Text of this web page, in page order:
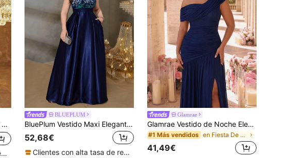
Clientes con alta tasa de repetición
BLUEPLUM
BluePlum Vestido Maxi Elegante de Verano Talla Grande con Lentejuelas Coloridas Bordadas, Patchwork de Satén, Bajo de Sirena, Cuello en V y sin Mangas para Otoño
52,68€
Clientes con alta tasa de repetición
Glamrae
Glamrae Vestido de Noche Elegante Talla Grande Azul Real Profundo con Malla, Un Hombro, Fruncido, Estilizador, Falda Asimétrica Línea A con Abertura Alta, Adecuado para Eventos de Boda, Vestido de Dama de Honor, Todas las Ocasiones Formales, Vestido de Noche con Adornos Pesados
#1 Más vendidos en Fiesta De Graduación Ropa de fiesta para mujer
41,49€